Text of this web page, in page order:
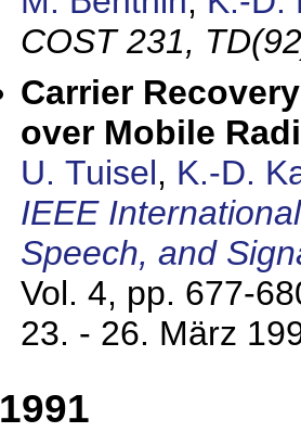
COST 231,
Carrier
over Mobile
U. Tuisel, K.-D.
IEEE
Speech, and
Vol. 4, pp. 677-
23. - 26. März
1991